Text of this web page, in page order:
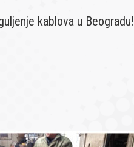
kablova u Beogradu!